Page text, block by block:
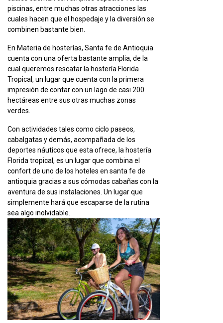
piscinas, entre muchas otras atracciones las
cuales hacen que el hospedaje y la diversión se
combinen bastante bien.
En Materia de hosterías, Santa fe de Antioquia
cuenta con una oferta bastante amplia, de la
cual queremos rescatar la hostería Florida
Tropical, un lugar que cuenta con la primera
impresión de contar con un lago de casi 200
hectáreas entre sus otras muchas zonas
verdes.
Con actividades tales como ciclo paseos,
cabalgatas y demás, acompañada de los
deportes náuticos que esta ofrece, la hostería
Florida tropical, es un lugar que combina el
confort de uno de los hoteles en santa fe de
antioquia gracias a sus cómodas cabañas con la
aventura de sus instalaciones. Un lugar que
simplemente hará que escaparse de la rutina
sea algo inolvidable.